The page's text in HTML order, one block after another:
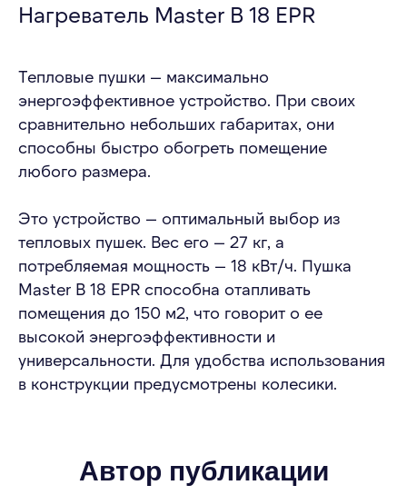
Нагреватель Master B 18 EPR
Тепловые пушки — максимально
энергоэффективное устройство. При своих
сравнительно небольших габаритах, они
способны быстро обогреть помещение
любого размера.
Это устройство — оптимальный выбор из
тепловых пушек. Вес его — 27 кг, а
потребляемая мощность — 18 кВт/ч. Пушка
Master B 18 EPR способна отапливать
помещения до 150 м2, что говорит о ее
высокой энергоэффективности и
универсальности. Для удобства использования
в конструкции предусмотрены колесики.
Автор публикации